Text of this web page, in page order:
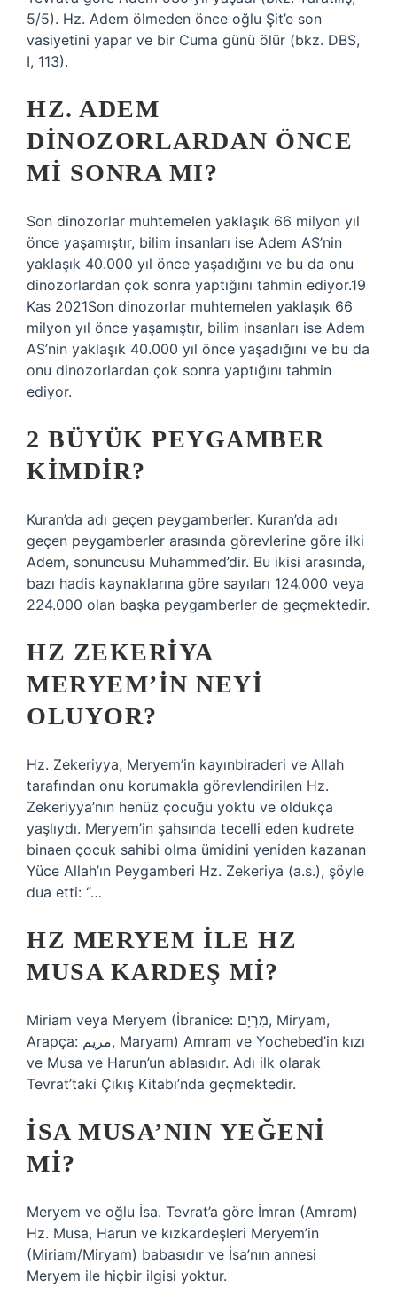
5/5). Hz. Adem ölmeden önce oğlu Şit’e son
vasiyetini yapar ve bir Cuma günü ölür (bkz. DBS,
I, 113).
HZ. ADEM
DINOZORLARDAN ÖNCE
MI SONRA MI?
Son dinozorlar muhtemelen yaklaşık 66 milyon yıl
önce yaşamıştır, bilim insanları ise Adem AS’nin
yaklaşık 40.000 yıl önce yaşadığını ve bu da onu
dinozorlardan çok sonra yaptığını tahmin ediyor.19
Kas 2021Son dinozorlar muhtemelen yaklaşık 66
milyon yıl önce yaşamıştır, bilim insanları ise Adem
AS’nin yaklaşık 40.000 yıl önce yaşadığını ve bu da
onu dinozorlardan çok sonra yaptığını tahmin
ediyor.
2 BÜYÜK PEYGAMBER
KIMDIR?
Kuran’da adı geçen peygamberler. Kuran’da adı
geçen peygamberler arasında görevlerine göre ilki
Adem, sonuncusu Muhammed’dir. Bu ikisi arasında,
bazı hadis kaynaklarına göre sayıları 124.000 veya
224.000 olan başka peygamberler de geçmektedir.
HZ ZEKERIYA
MERYEM’IN NEYI
OLUYOR?
Hz. Zekeriyya, Meryem’in kayınbiraderi ve Allah
tarafından onu korumakla görevlendirilen Hz.
Zekeriyya’nın henüz çocuğu yoktu ve oldukça
yaşlıydı. Meryem’in şahsında tecelli eden kudrete
binaen çocuk sahibi olma ümidini yeniden kazanan
Yüce Allah’ın Peygamberi Hz. Zekeriya (a.s.), şöyle
dua etti: “…
HZ MERYEM ILE HZ
MUSA KARDEŞ MI?
Miriam veya Meryem (İbranice: מִרְיָם, Miryam,
Arapça: مريم, Maryam) Amram ve Yochebed’in kızı
ve Musa ve Harun’un ablasıdır. Adı ilk olarak
Tevrat’taki Çıkış Kitabı’nda geçmektedir.
İSA MUSA’NIN YEĞENI
MI?
Meryem ve oğlu İsa. Tevrat’a göre İmran (Amram)
Hz. Musa, Harun ve kızkardeşleri Meryem’in
(Miriam/Miryam) babasıdır ve İsa’nın annesi
Meryem ile hiçbir ilgisi yoktur.